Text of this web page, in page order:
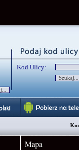
Kod Ulicy:
Mapa